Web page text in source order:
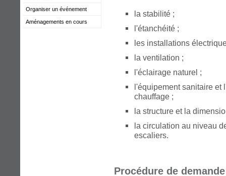
Organiser un événement
Aménagements en cours
la stabilité ;
l'étanchéité ;
les installations
la ventilation ;
l'éclairage naturel ;
l'équipement sanitaire et
chauffage ;
la structure et la
la circulation au niveau
escaliers.
Procédure de